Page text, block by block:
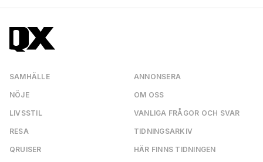
SAMHÄLLE
NÖJE
LIVSSTIL
RESA
QRUISER
ANNONSERA
OM OSS
VANLIGA FRÅGOR OCH SVAR
TIDNINGSARKIV
HÄR FINNS TIDNINGEN